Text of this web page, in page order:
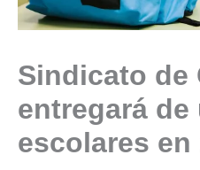
Sindicato de
entregará de
escolares en